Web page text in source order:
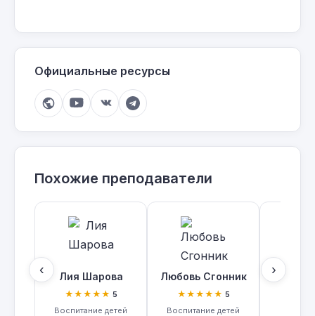
Официальные ресурсы
Похожие преподаватели
‹ Лия Шарова
★★★★★ 5
Воспитание детей
Любовь Сгонник
★★★★★ 5
Воспитание детей
›